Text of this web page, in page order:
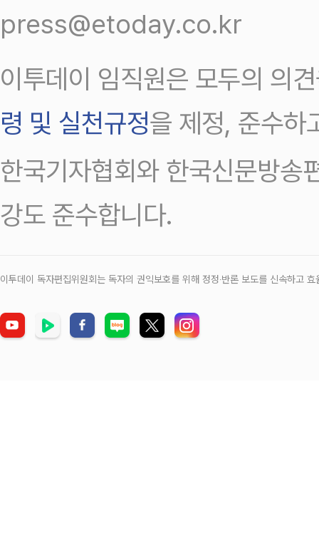
press@etoday.co.kr
이투데이 임직원은 모두의 의
령 및 실천규정을 제정, 준수하
한국기자협회와 한국신문방송
강도 준수합니다.
이투데이 독자편집위원회는 독자의 권익보호를 위해 정정‧반론 보도를 신속하고